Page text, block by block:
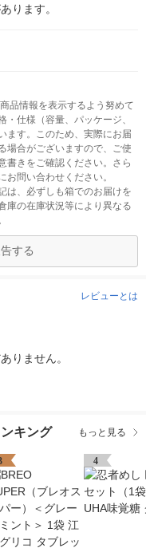
ります。
品情報を表示するよう努めて
仕様（容量、パッケージ、
ます。このため、実際にお届
場合がございますので、ご使
書きをご確認ください。さら
問い合わせください。
は、必ずしも箱でのお届けを
庫の在庫状況等により異なる
する
レビューとは
りません。
キング もっと見る
4